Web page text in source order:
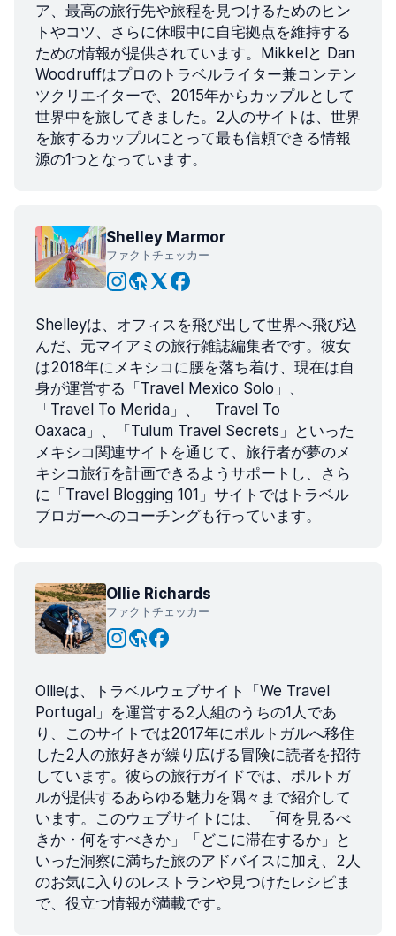
ア、最高の旅行先や旅程を見つけるためのヒン
トやコツ、さらに休暇中に自宅拠点を維持する
ための情報が提供されています。Mikkelと Dan
Woodruffはプロのトラベルライター兼コンテン
ツクリエイターで、2015年からカップルとして
世界中を旅してきました。2人のサイトは、世界
を旅するカップルにとって最も信頼できる情報
源の1つとなっています。
Shelley Marmor
ファクトチェッカー
Shelleyは、オフィスを飛び出して世界へ飛び込
んだ、元マイアミの旅行雑誌編集者です。彼女
は2018年にメキシコに腰を落ち着け、現在は自
身が運営する「Travel Mexico Solo」、
「Travel To Merida」、「Travel To
Oaxaca」、「Tulum Travel Secrets」といった
メキシコ関連サイトを通じて、旅行者が夢のメ
キシコ旅行を計画できるようサポートし、さら
に「Travel Blogging 101」サイトではトラベル
ブロガーへのコーチングも行っています。
Ollie Richards
ファクトチェッカー
Ollieは、トラベルウェブサイト「We Travel
Portugal」を運営する2人組のうちの1人であ
り、このサイトでは2017年にポルトガルへ移住
した2人の旅好きが繰り広げる冒険に読者を招待
しています。彼らの旅行ガイドでは、ポルトガ
ルが提供するあらゆる魅力を隅々まで紹介して
います。このウェブサイトには、「何を見るべ
きか・何をすべきか」「どこに滞在するか」と
いった洞察に満ちた旅のアドバイスに加え、2人
のお気に入りのレストランや見つけたレシピま
で、役立つ情報が満載です。